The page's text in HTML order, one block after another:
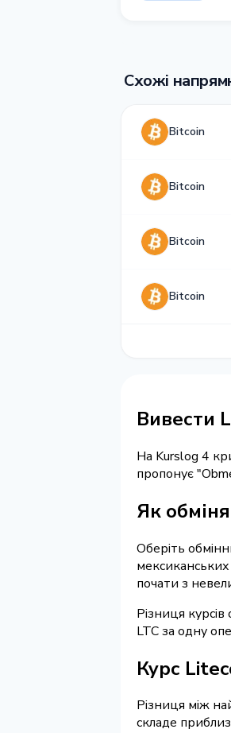
Схожі
Bitcoin
Bitcoin
Bitcoin
Bitcoin
Вивести
На Kurslog 4
пропонує
Як
Оберіть
почати з
Різниця
LTC за одну
Курс
Різниця між
складе